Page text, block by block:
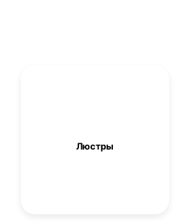
Люстры